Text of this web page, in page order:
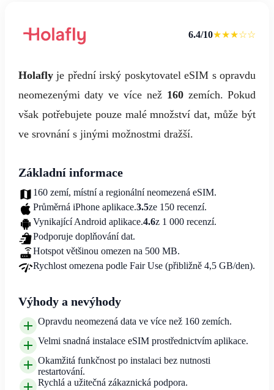
6.4/10★★★☆☆
Holaflyje přední irský poskytovatel eSIM s opravdu
neomezenými daty ve více než 160zemích. Pokud
však potřebujete pouze malé množství dat, může být
ve srovnání s jinými možnostmi dražší.
Základní informace
160 zemí, místní a regionální neomezená eSIM.
Průměrná iPhone aplikace.3.5ze 150 recenzí.
Vynikající Android aplikace.4.6z 1 000 recenzí.
Podporuje doplňování dat.
Hotspot většinou omezen na 500 MB.
Rychlost omezena podle Fair Use (přibližně 4,5 GB/den).
Výhody a nevýhody
Opravdu neomezená data ve více než 160 zemích.
Velmi snadná instalace eSIM prostřednictvím aplikace.
Okamžitá funkčnost po instalaci bez nutnosti
restartování.
Rychlá a užitečná zákaznická podpora.